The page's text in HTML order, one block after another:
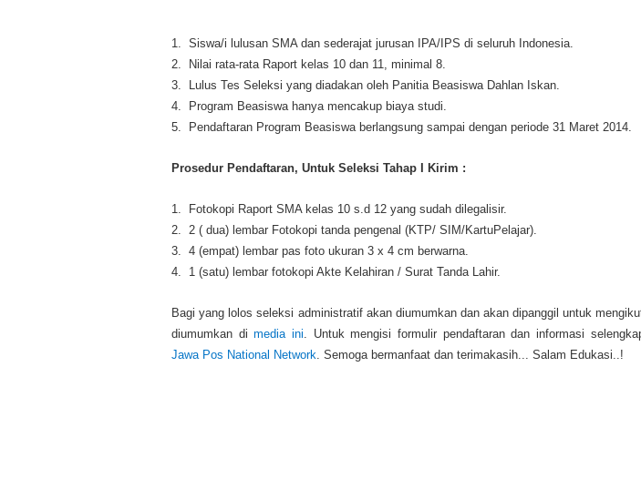
1. Siswa/i lulusan SMA dan sederajat jurusan IPA/IPS di seluruh Indonesia.
2. Nilai rata-rata Raport kelas 10 dan 11, minimal 8.
3. Lulus Tes Seleksi yang diadakan oleh Panitia Beasiswa Dahlan Iskan.
4. Program Beasiswa hanya mencakup biaya studi.
5. Pendaftaran Program Beasiswa berlangsung sampai dengan periode 31 Maret 2014.
Prosedur Pendaftaran, Untuk Seleksi Tahap I Kirim :
1. Fotokopi Raport SMA kelas 10 s.d 12 yang sudah dilegalisir.
2. 2 ( dua) lembar Fotokopi tanda pengenal (KTP/ SIM/KartuPelajar).
3. 4 (empat) lembar pas foto ukuran 3 x 4 cm berwarna.
4. 1 (satu) lembar fotokopi Akte Kelahiran / Surat Tanda Lahir.
Bagi yang lolos seleksi administratif akan diumumkan dan akan dipanggil untuk
diumumkan dimedia ini. Untuk mengisi formulir pendaftaran dan informasi
Jawa Pos National Network. Semoga bermanfaat dan terimakasih... Salam Edukasi..!